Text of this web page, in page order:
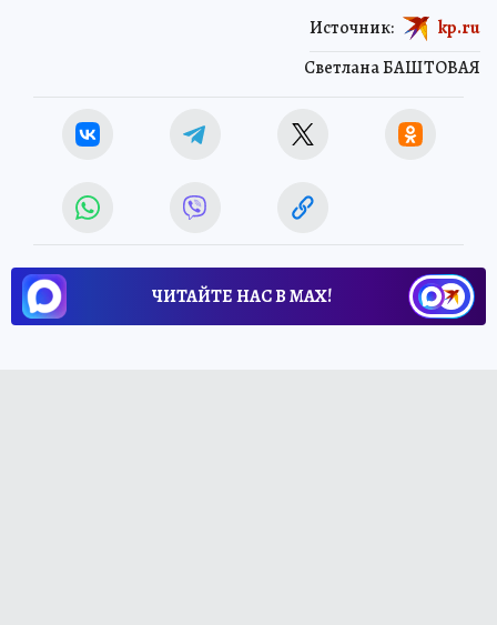
Светлана БАШТОВАЯ
Источник: kp.ru
ЧИТАЙТЕ НАС В МАХ!